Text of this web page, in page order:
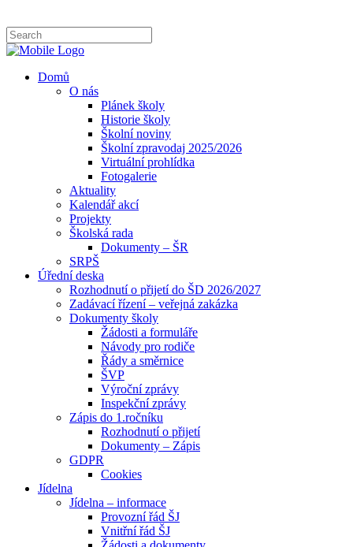
Domů
O nás
Plánek školy
Historie školy
Školní noviny
Školní zpravodaj 2025/2026
Virtuální prohlídka
Fotogalerie
Aktuality
Kalendář akcí
Projekty
Školská rada
Dokumenty – ŠR
SRPŠ
Úřední deska
Rozhodnutí o přijetí do ŠD 2026/2027
Zadávací řízení – veřejná zakázka
Dokumenty školy
Žádosti a formuláře
Návody pro rodiče
Řády a směrnice
ŠVP
Výroční zprávy
Inspekční zprávy
Zápis do 1.ročníku
Rozhodnutí o přijetí
Dokumenty – Zápis
GDPR
Cookies
Jídelna
Jídelna – informace
Provozní řád ŠJ
Vnitřní řád ŠJ